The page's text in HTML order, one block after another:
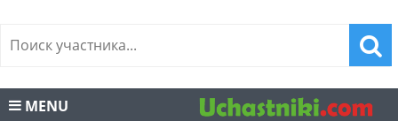
MENU